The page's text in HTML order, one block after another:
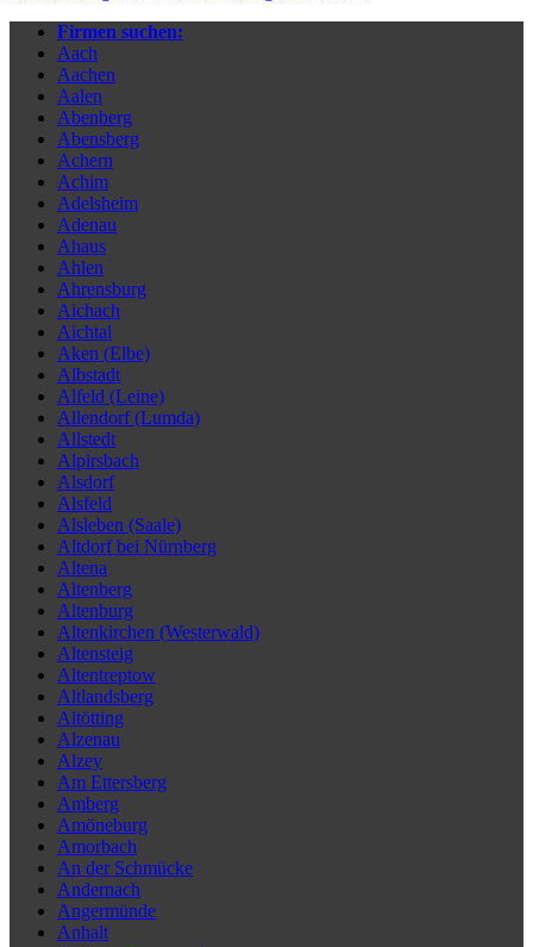
Firmen suchen:
Aach
Aachen
Aalen
Abenberg
Abensberg
Achern
Achim
Adelsheim
Adenau
Ahaus
Ahlen
Ahrensburg
Aichach
Aichtal
Aken (Elbe)
Albstadt
Alfeld (Leine)
Allendorf (Lumda)
Allstedt
Alpirsbach
Alsdorf
Alsfeld
Alsleben (Saale)
Altdorf bei Nürnberg
Altena
Altenberg
Altenburg
Altenkirchen (Westerwald)
Altensteig
Altentreptow
Altlandsberg
Altötting
Alzenau
Alzey
Am Ettersberg
Amberg
Amöneburg
Amorbach
An der Schmücke
Andernach
Angermünde
Anhalt